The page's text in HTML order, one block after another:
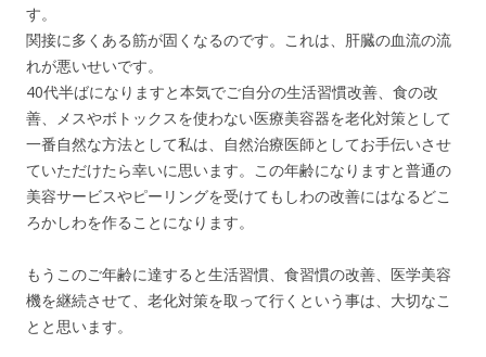
す。
関接に多くある筋が固くなるのです。これは、肝臓の血流の流
れが悪いせいです。
40代半ばになりますと本気でご自分の生活習慣改善、食の改
善、メスやボトックスを使わない医療美容器を老化対策として
一番自然な方法として私は、自然治療医師としてお手伝いさせ
ていただけたら幸いに思います。この年齢になりますと普通の
美容サービスやピーリングを受けてもしわの改善にはなるどこ
ろかしわを作ることになります。
もうこのご年齢に達すると生活習慣、食習慣の改善、医学美容
機を継続させて、老化対策を取って行くという事は、大切なこ
とと思います。